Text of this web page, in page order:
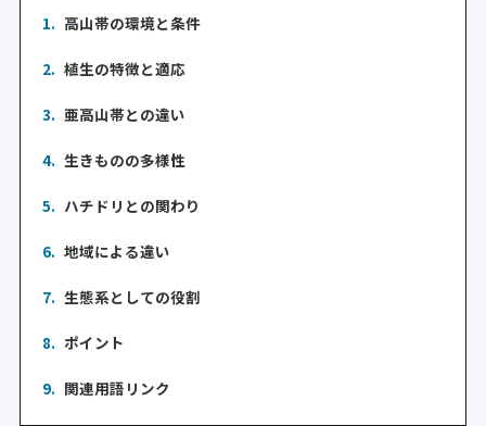
1. 高山帯の環境と条件
2. 植生の特徴と適応
3. 亜高山帯との違い
4. 生きものの多様性
5. ハチドリとの関わり
6. 地域による違い
7. 生態系としての役割
8. ポイント
9. 関連用語リンク